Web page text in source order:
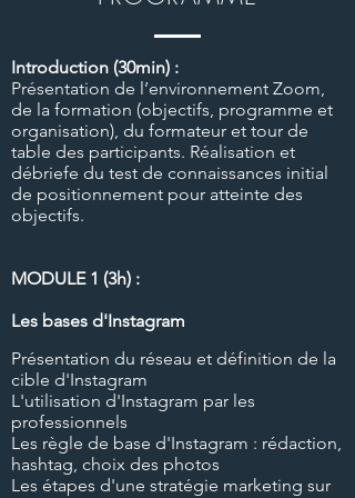
Introduction (30min) :
Présentation de l’environnement Zoom,
de la formation (objectifs, programme et
organisation), du formateur et tour de
table des participants. Réalisation et
débriefe du test de connaissances initial
de positionnement pour atteinte des
objectifs.
MODULE 1 (3h) :
Les bases d'Instagram
Présentation du réseau et définition de la
cible d'Instagram
L'utilisation d'Instagram par les
professionnels
Les règle de base d'Instagram : rédaction,
hashtag, choix des photos
Les étapes d'une stratégie marketing sur